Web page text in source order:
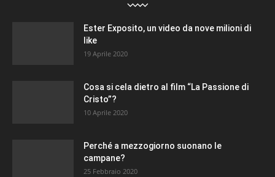
Ester Exposito, un video da nove milioni di
like
19 Aprile 2020
Cosa si cela dietro al film “La Passione di
Cristo”?
10 Aprile 2020
Perché a mezzogiorno suonano le
campane?
25 Febbraio 2020